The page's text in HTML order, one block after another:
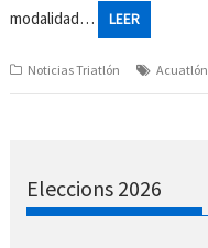
modalidad…
LEER
Noticias Triatlón Acuatlón
Eleccions 2026